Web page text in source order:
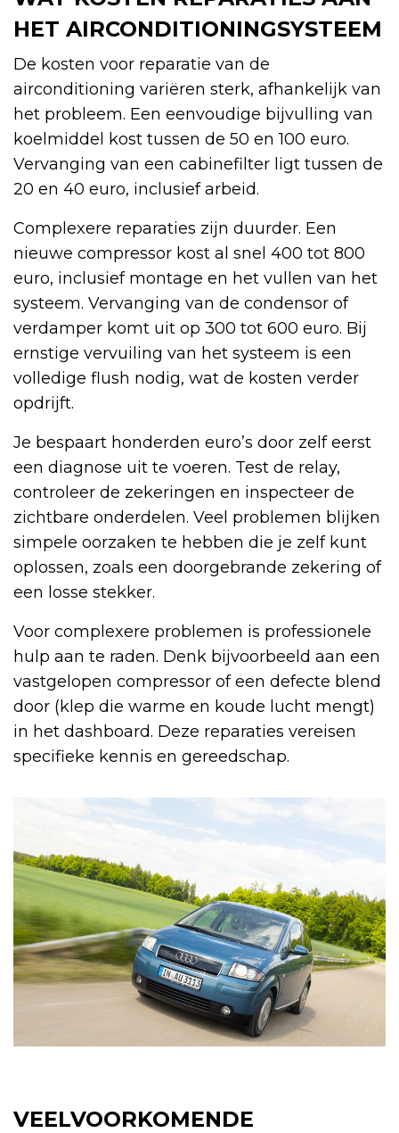
HET AIRCONDITIONINGSYSTEEM
De kosten voor reparatie van de
airconditioning variëren sterk, afhankelijk van
het probleem. Een eenvoudige bijvulling van
koelmiddel kost tussen de 50 en 100 euro.
Vervanging van een cabinefilter ligt tussen de
20 en 40 euro, inclusief arbeid.
Complexere reparaties zijn duurder. Een
nieuwe compressor kost al snel 400 tot 800
euro, inclusief montage en het vullen van het
systeem. Vervanging van de condensor of
verdamper komt uit op 300 tot 600 euro. Bij
ernstige vervuiling van het systeem is een
volledige flush nodig, wat de kosten verder
opdrijft.
Je bespaart honderden euro’s door zelf eerst
een diagnose uit te voeren. Test de relay,
controleer de zekeringen en inspecteer de
zichtbare onderdelen. Veel problemen blijken
simpele oorzaken te hebben die je zelf kunt
oplossen, zoals een doorgebrande zekering of
een losse stekker.
Voor complexere problemen is professionele
hulp aan te raden. Denk bijvoorbeeld aan een
vastgelopen compressor of een defecte blend
door (klep die warme en koude lucht mengt)
in het dashboard. Deze reparaties vereisen
specifieke kennis en gereedschap.
VEELVOORKOMENDE